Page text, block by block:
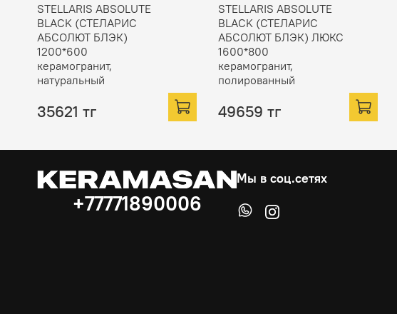
STELLARIS ABSOLUTE
BLACK (СТЕЛАРИС
АБСОЛЮТ БЛЭК)
1200*600
керамогранит,
натуральный
35621 тг
STELLARIS ABSOLUTE
BLACK (СТЕЛАРИС
АБСОЛЮТ БЛЭК) ЛЮКС
1600*800
керамогранит,
полированный
49659 тг
+77771890006
Мы в соц.сетях